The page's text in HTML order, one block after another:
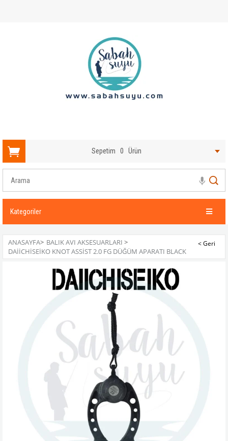
Sepetim 0 Ürün
Kategoriler
ANASAYFA> BALIK AVI AKSESUARLARI >
DAIICHISEIKO KNOT ASSIST 2.0 FG DÜĞÜM APARATI BLACK